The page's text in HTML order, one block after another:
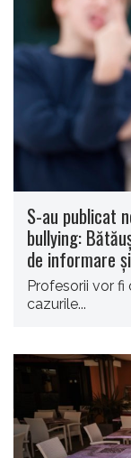
S-au publicat
bullying:
de informare
Profesorii vor fi
cazurile...